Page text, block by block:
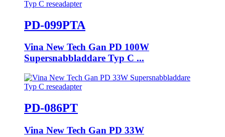
PD-099PTA
Vina New Tech Gan PD 100W
Supersnabbladdare Typ C ...
PD-086PT
Vina New Tech Gan PD 33W